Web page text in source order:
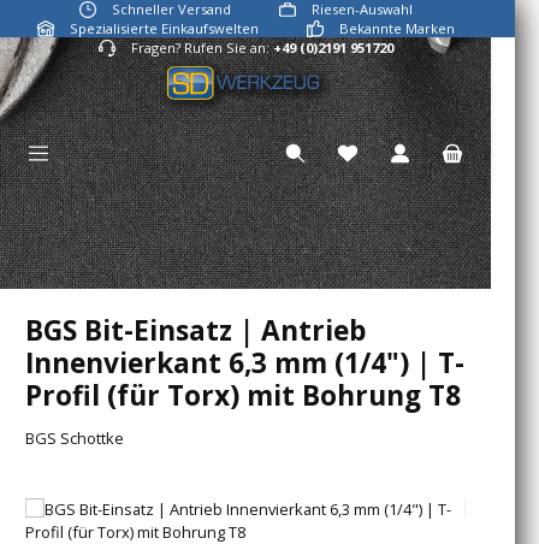
Zum Hauptinhalt springen
Schneller Versand
Riesen-Auswahl
Spezialisierte Einkaufswelten
Bekannte Marken
Fragen? Rufen Sie an:+49 (0)2191 951720
Du hast 0 Produkte
BGS Bit-Einsatz | Antrieb
Innenvierkant 6,3 mm (1/4") | T-
Profil (für Torx) mit Bohrung T8
BGS Schottke
Bildergalerie überspringen